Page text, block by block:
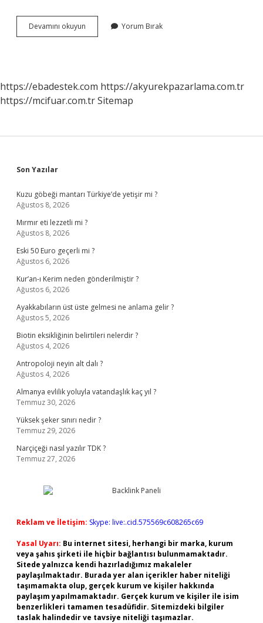
Devamını okuyun
Kamusal
Yorum Bırak
https://ebadestek.com https://akyurekpazarlama.com.tr
https://mcifuar.com.trSitemap
Sidebar
Son Yazılar
Kuzu göbeği mantarı Türkiye’de yetişir mi ?
Ağustos 8, 2026
Mırmır eti lezzetli mi ?
Ağustos 8, 2026
Eski 50 Euro geçerli mi ?
Ağustos 6, 2026
Kur’an-ı Kerim neden gönderilmiştir ?
Ağustos 6, 2026
Ayakkabıların üst üste gelmesi ne anlama gelir ?
Ağustos 5, 2026
Biotin eksikliğinin belirtileri nelerdir ?
Ağustos 4, 2026
Antropoloji neyin alt dalı ?
Ağustos 4, 2026
Almanya evlilik yoluyla vatandaşlık kaç yıl ?
Temmuz 30, 2026
Yüksek şeker sınırı nedir ?
Temmuz 29, 2026
Narçiçeği nasıl yazılır TDK ?
Temmuz 27, 2026
Reklam ve İletişim: Skype: live:.cid.575569c608265c69
Yasal Uyarı: Bu internet sitesi, herhangi bir marka, kurum
veya şahıs şirketi ile hiçbir bağlantısı bulunmamaktadır.
Sitede yalnızca kendi hazırladığımız makaleler
paylaşılmaktadır. Burada yer alan içerikler haber niteliği
taşımamakta olup, gerçek kurum ve kişiler hakkında
paylaşım yapılmamaktadır. Gerçek kurum ve kişiler ile isim
benzerlikleri tamamen tesadüfidir. Sitemizdeki bilgiler
taslak halindedir ve tavsiye niteliği taşımazlar.